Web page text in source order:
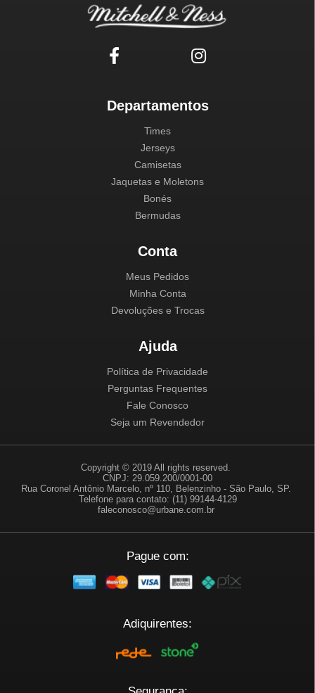
Departamentos
Times
Jerseys
Camisetas
Jaquetas e Moletons
Bonés
Bermudas
Conta
Meus Pedidos
Minha Conta
Devoluções e Trocas
Ajuda
Política de Privacidade
Perguntas Frequentes
Fale Conosco
Seja um Revendedor
Copyright © 2019 All rights reserved.
CNPJ: 29.059.200/0001-00
Rua Coronel Antônio Marcelo, nº 110, Belenzinho - São Paulo, SP.
Telefone para contato: (11) 99144-4129
faleconosco@urbane.com.br
Pague com:
Adiquirentes: